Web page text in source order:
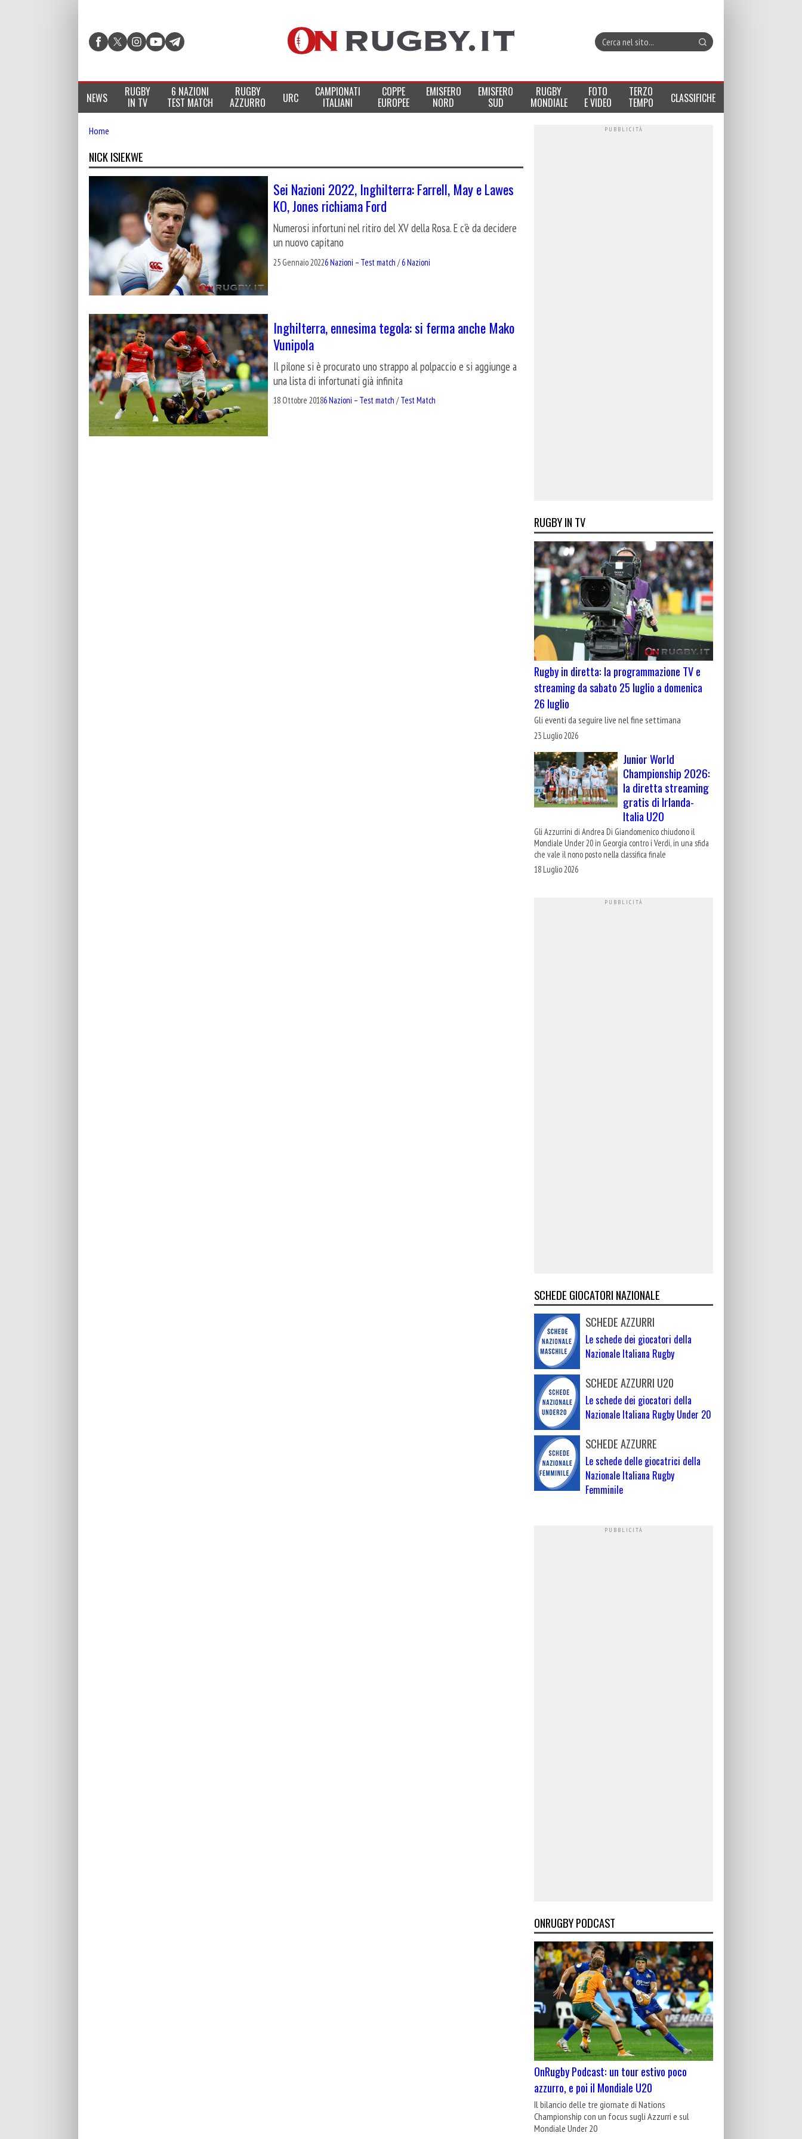
NEWS RUGBY
IN TV
6 NAZIONI
TEST MATCH
RUGBY
AZZURRO URC CAMPIONATI
ITALIANI
COPPE
EUROPEE
EMISFERO
NORD
EMISFERO
SUD
RUGBY
MONDIALE
FOTO
E VIDEO
TERZO
TEMPO CLASSIFICHE
Home
NICK ISIEKWE
Sei Nazioni 2022, Inghilterra: Farrell, May e Lawes
KO, Jones richiama Ford
Numerosi infortuni nel ritiro del XV della Rosa. E c'è da decidere
un nuovo capitano
25 Gennaio 20226 Nazioni – Test match /6 Nazioni
Inghilterra, ennesima tegola: si ferma anche Mako
Vunipola
Il pilone si è procurato uno strappo al polpaccio e si aggiunge a
una lista di infortunati già infinita
18 Ottobre 20186 Nazioni – Test match /Test Match
RUGBY IN TV
Rugby in diretta: la programmazione TV e
streaming da sabato 25 luglio a domenica
26 luglio
Gli eventi da seguire live nel fine settimana
23 Luglio 2026
Junior World
Championship 2026:
la diretta streaming
gratis di Irlanda-
Italia U20
Gli Azzurrini di Andrea Di Giandomenico chiudono il
Mondiale Under 20 in Georgia contro i Verdi, in una sfida
che vale il nono posto nella classifica finale
18 Luglio 2026
SCHEDE GIOCATORI NAZIONALE
SCHEDE AZZURRI
Le schede dei giocatori della
Nazionale Italiana Rugby
SCHEDE AZZURRI U20
Le schede dei giocatori della
Nazionale Italiana Rugby Under 20
SCHEDE AZZURRE
Le schede delle giocatrici della
Nazionale Italiana Rugby
Femminile
ONRUGBY PODCAST
OnRugby Podcast: un tour estivo poco
azzurro, e poi il Mondiale U20
Il bilancio delle tre giornate di Nations
Championship con un focus sugli Azzurri e sul
Mondiale Under 20